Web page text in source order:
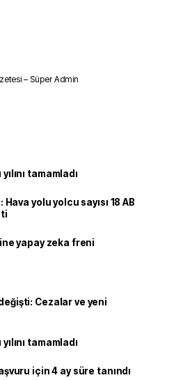
– Süper Admin
tamamladı
yolu yolcu sayısı 18 AB
yapay zeka freni
Cezalar ve yeni
tamamladı
için 4 ay süre tanındı